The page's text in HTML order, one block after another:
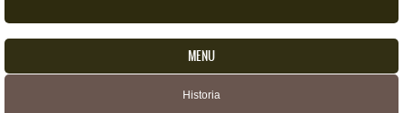
MENU
Historia